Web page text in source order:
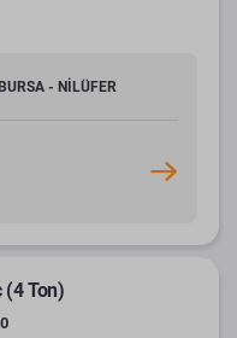
- NİLÜFER
(4 Ton)